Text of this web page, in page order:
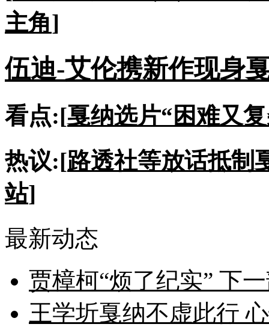
主角]
伍迪-艾伦携新作现身
看点:[戛纳选片“困难又
热议:[路透社等放话抵制
站]
最新动态
贾樟柯“烦了纪实” 下
王学圻戛纳不虚此行